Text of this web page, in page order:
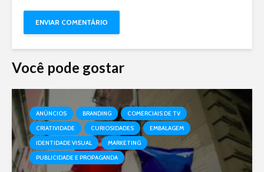
Você pode gostar
ANÚNCIOS BRANDING
COMERCIAIS DE TV
CRIATIVIDADE
CURIOSIDADES
EMBALAGEM
IDENTIDADE VISUAL
MARKETING
PUBLICIDADE E PROPAGANDA